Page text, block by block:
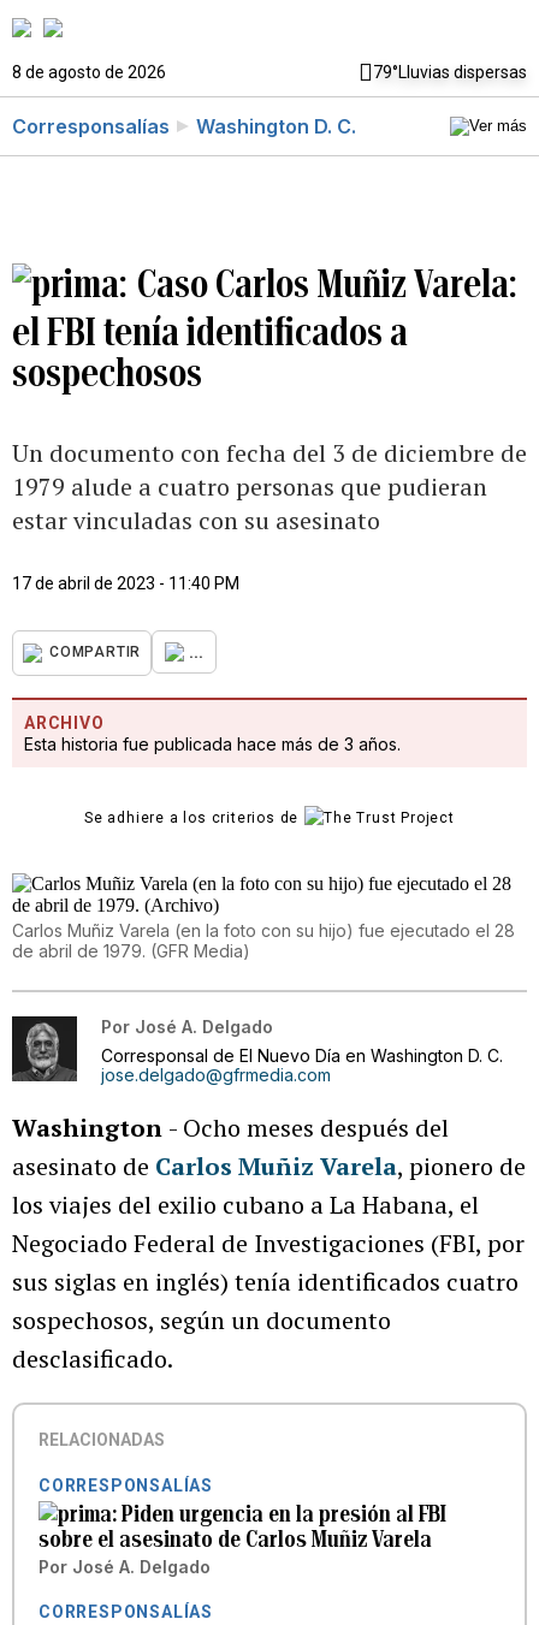
8 de agosto de 2026 79°Lluvias dispersas
Corresponsalías Washington D. C.
Caso Carlos Muñiz Varela:
el FBI tenía identificados a
sospechosos
Un documento con fecha del 3 de diciembre de
1979 alude a cuatro personas que pudieran
estar vinculadas con su asesinato
17 de abril de 2023 - 11:40 PM
COMPARTIR ...
ARCHIVO
Esta historia fue publicada hace más de 3 años.
Se adhiere a los criterios de
Carlos Muñiz Varela (en la foto con su hijo) fue ejecutado el 28
de abril de 1979. (GFR Media)
Por José A. Delgado
Corresponsal de El Nuevo Día en Washington D. C.
jose.delgado@gfrmedia.com
Washington - Ocho meses después del
asesinato de Carlos Muñiz Varela, pionero de
los viajes del exilio cubano a La Habana, el
Negociado Federal de Investigaciones (FBI, por
sus siglas en inglés) tenía identificados cuatro
sospechosos, según un documento
desclasificado.
RELACIONADAS
CORRESPONSALÍAS
Piden urgencia en la presión al FBI
sobre el asesinato de Carlos Muñiz Varela
Por José A. Delgado
CORRESPONSALÍAS